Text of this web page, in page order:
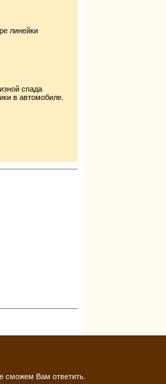
линейки
спада
в автомобиле.
сможем Вам ответить.